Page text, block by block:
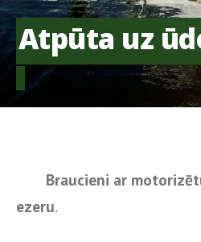
Atpūta uz
Braucieni ar
ezeru.